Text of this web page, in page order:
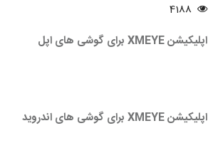
اپلیکیشن XMEYE برای گوشی های اپل
اپلیکیشن XMEYE برای گوشی های اندروید